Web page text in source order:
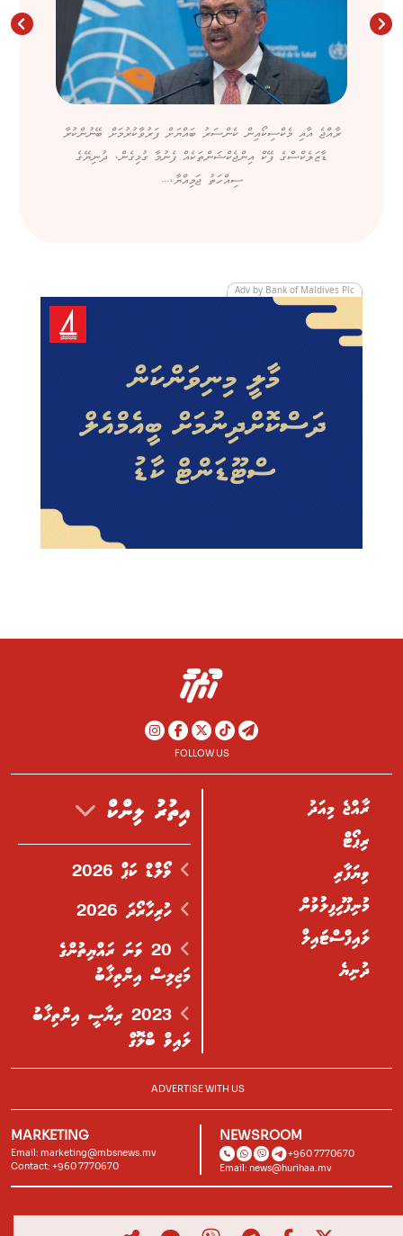
ރާއްޖެ އާއި މެކްސިކޯއިން ކެންސަރު ބައްޔަށް ފަރުވާކުރުމަށް ބޭނުންކުރާ
ޑާޒަލެކްސްގެ ފޭކް އިންޖެކްޝަންތަކެއް ފެނުމާ ގުޅިގެން، ދުނިޔޭގެ
ސިއްހަތު ޖަމިއްޔާ،...
Adv by Bank of Maldives Plc
FOLLOW US
ރާއްޖެ މިއަދު
ރިޕޯޓް
ވިޔަފާރި
މުނިފޫހިފިލުވުން
ލައިފްސްޓައިލް
ދުނިޔެ
އިތުރު ލިންކް
ވޯލްޑް ކަޕް 2026
ހުރިހާރޯދަ 2026
20 ވަނަ ރައްޔިތުންގެ
މަޖިލިސް އިންތިޚާބު
2023 ރިޔާސީ އިންތިޚާބު
ލައިވް ބްލޮގް
ADVERTISE WITH US
MARKETING
Email: marketing@mbsnews.mv
Contact: +960 7770670
NEWSROOM
+960 7770670
Email: news@hurihaa.mv